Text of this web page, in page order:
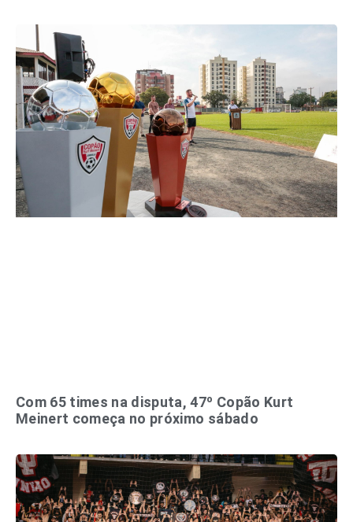
Com 65 times na disputa, 47º Copão Kurt
Meinert começa no próximo sábado